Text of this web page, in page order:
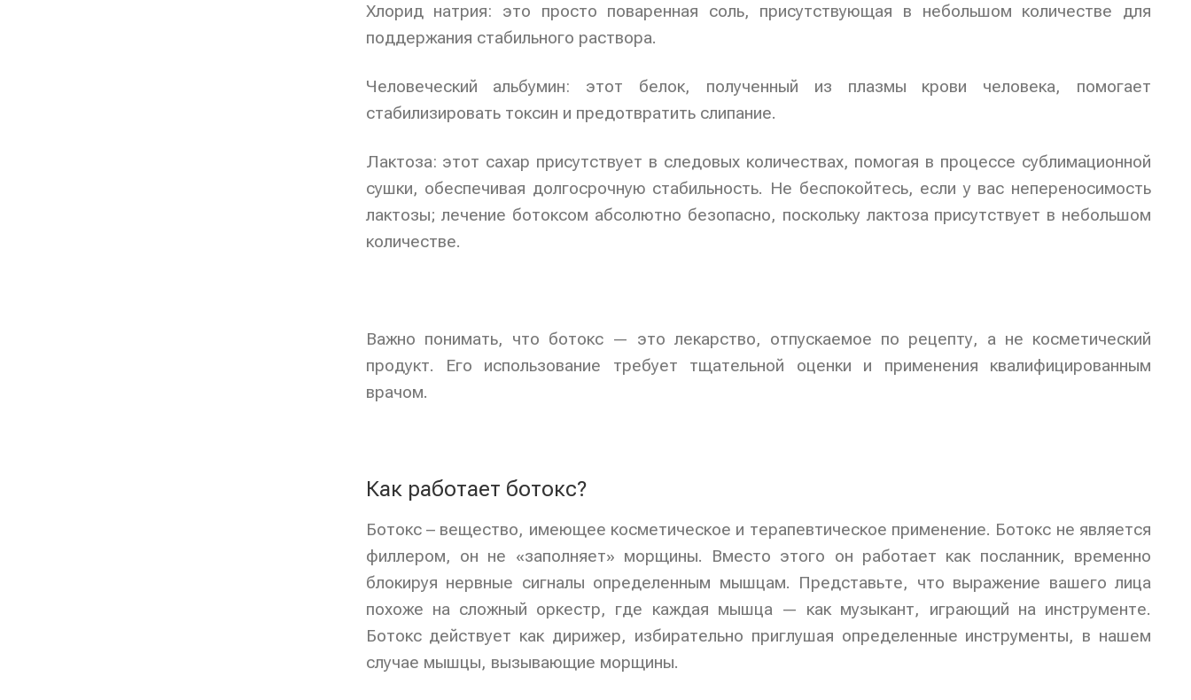
Хлорид натрия: это просто поваренная соль, присутствующая в небольшом количестве для
поддержания стабильного раствора.
Человеческий альбумин: этот белок, полученный из плазмы крови человека, помогает
стабилизировать токсин и предотвратить слипание.
Лактоза: этот сахар присутствует в следовых количествах, помогая в процессе сублимационной
сушки, обеспечивая долгосрочную стабильность. Не беспокойтесь, если у вас непереносимость
лактозы; лечение ботоксом абсолютно безопасно, поскольку лактоза присутствует в небольшом
количестве.
Важно понимать, что ботокс — это лекарство, отпускаемое по рецепту, а не косметический
продукт. Его использование требует тщательной оценки и применения квалифицированным
врачом.
Как работает ботокс?
Ботокс – вещество, имеющее косметическое и терапевтическое применение. Ботокс не является
филлером, он не «заполняет» морщины. Вместо этого он работает как посланник, временно
блокируя нервные сигналы определенным мышцам. Представьте, что выражение вашего лица
похоже на сложный оркестр, где каждая мышца — как музыкант, играющий на инструменте.
Ботокс действует как дирижер, избирательно приглушая определенные инструменты, в нашем
случае мышцы, вызывающие морщины.